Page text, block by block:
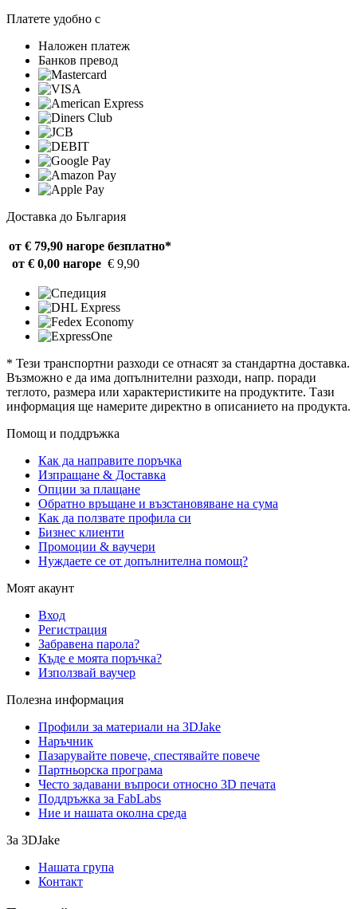
Платете удобно с
Наложен платеж
Банков превод
Доставка до България
от € 79,90 нагоре безплатно*
от € 0,00 нагоре € 9,90
* Тези транспортни разходи се отнасят за стандартна доставка.
Възможно е да има допълнителни разходи, напр. поради
теглото, размера или характеристиките на продуктите. Тази
информация ще намерите директно в описанието на продукта.
Помощ и поддръжка
Как да направите поръчка
Изпращане & Доставка
Опции за плащане
Обратно връщане и възстановяване на сума
Как да ползвате профила си
Бизнес клиенти
Промоции & ваучери
Нуждаете се от допълнителна помощ?
Моят акаунт
Вход
Регистрация
Забравена парола?
Къде е моята поръчка?
Използвай ваучер
Полезна информация
Профили за материали на 3DJake
Наръчник
Пазарувайте повече, спестявайте повече
Партньорска програма
Често задавани въпроси относно 3D печата
Поддръжка за FabLabs
Ние и нашата околна среда
За 3DJake
Нашата група
Контакт